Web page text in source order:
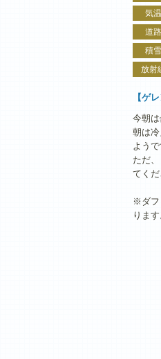
気温
道路
積雪
放射
【ゲ
今朝は
朝は
ようで
ただ
てくだ
※ダフ
ります